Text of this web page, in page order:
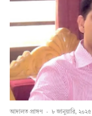
আদালত প্রাঙ্গণ · ৮ জানুয়ারি, ২০২৫